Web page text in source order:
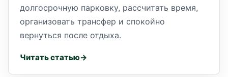
долгосрочную парковку, рассчитать время,
организовать трансфер и спокойно
вернуться после отдыха.
Читать статью